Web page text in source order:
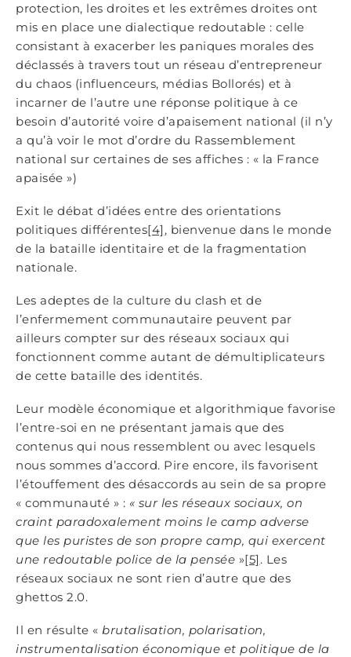
protection, les droites et les extrêmes droites ont
mis en place une dialectique redoutable : celle
consistant à exacerber les paniques morales des
déclassés à travers tout un réseau d’entrepreneur
du chaos (influenceurs, médias Bollorés) et à
incarner de l’autre une réponse politique à ce
besoin d’autorité voire d’apaisement national (il n’y
a qu’à voir le mot d’ordre du Rassemblement
national sur certaines de ses affiches : « la France
apaisée »)
Exit le débat d’idées entre des orientations
politiques différentes[4] , bienvenue dans le monde
de la bataille identitaire et de la fragmentation
nationale.
Les adeptes de la culture du clash et de
l’enfermement communautaire peuvent par
ailleurs compter sur des réseaux sociaux qui
fonctionnent comme autant de démultiplicateurs
de cette bataille des identités.
Leur modèle économique et algorithmique favorise
l’entre-soi en ne présentant jamais que des
contenus qui nous ressemblent ou avec lesquels
nous sommes d’accord. Pire encore, ils favorisent
l’étouffement des désaccords au sein de sa propre
« communauté » : « sur les réseaux sociaux, on
craint paradoxalement moins le camp adverse
que les puristes de son propre camp, qui exercent
une redoutable police de la pensée »[5] . Les
réseaux sociaux ne sont rien d’autre que des
ghettos 2.0.
Il en résulte « brutalisation, polarisation,
instrumentalisation économique et politique de la